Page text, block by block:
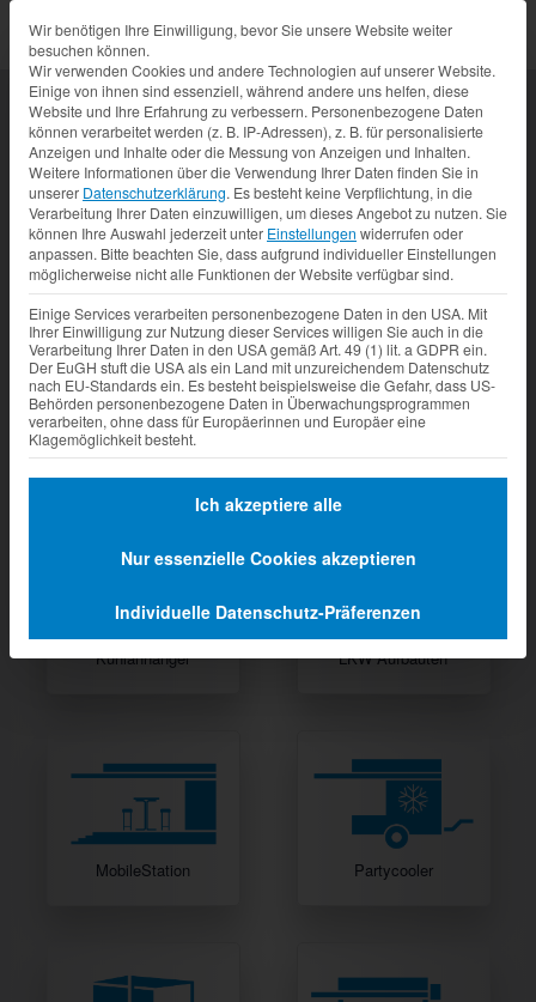
Welches Produkt suchen
Sie?
Klicken Sie auf eine oder mehrere unserer
Produktreihen, um Ihre Suche zu starten.
Eventtrailer
Kühlanhänger LKW Aufbauten
MobileStation Partycooler
Datenschutz-Präferenz
Wir benötigen Ihre Einwilligung, bevor Sie unsere Website weiter
besuchen können.
Wir verwenden Cookies und andere Technologien auf unserer Website.
Einige von ihnen sind essenziell, während andere uns helfen, diese
Website und Ihre Erfahrung zu verbessern. Personenbezogene Daten
können verarbeitet werden (z. B. IP-Adressen), z. B. für personalisierte
Anzeigen und Inhalte oder die Messung von Anzeigen und Inhalten.
Weitere Informationen über die Verwendung Ihrer Daten finden Sie in
unserer Datenschutzerklärung. Es besteht keine Verpflichtung, in die
Verarbeitung Ihrer Daten einzuwilligen, um dieses Angebot zu nutzen. Sie
können Ihre Auswahl jederzeit unter Einstellungen widerrufen oder
anpassen. Bitte beachten Sie, dass aufgrund individueller Einstellungen
möglicherweise nicht alle Funktionen der Website verfügbar sind.
Einige Services verarbeiten personenbezogene Daten in den USA. Mit
Ihrer Einwilligung zur Nutzung dieser Services willigen Sie auch in die
Verarbeitung Ihrer Daten in den USA gemäß Art. 49 (1) lit. a GDPR ein.
Der EuGH stuft die USA als ein Land mit unzureichendem Datenschutz
nach EU-Standards ein. Es besteht beispielsweise die Gefahr, dass US-
Behörden personenbezogene Daten in Überwachungsprogrammen
verarbeiten, ohne dass für Europäerinnen und Europäer eine
Klagemöglichkeit besteht.
Ich akzeptiere alle
Nur essenzielle Cookies akzeptieren
Individuelle Datenschutz-Präferenzen